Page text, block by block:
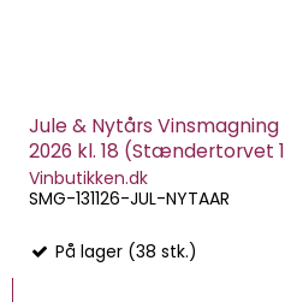
Jule & Nytårs Vinsmagning
2026 kl. 18 (Stændertorvet
Vinbutikken.dk
SMG-131126-JUL-NYTAAR
På lager (38 stk.)